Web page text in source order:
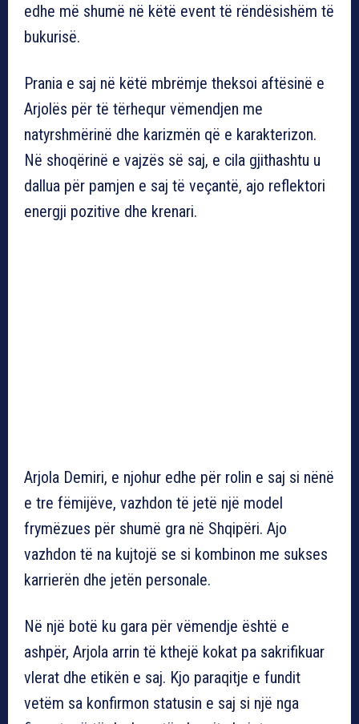
edhe më shumë në këtë event të rëndësishëm të
bukurisë.
Prania e saj në këtë mbrëmje theksoi aftësinë e
Arjolës për të tërhequr vëmendjen me
natyrshmërinë dhe karizmën që e karakterizon.
Në shoqërinë e vajzës së saj, e cila gjithashtu u
dallua për pamjen e saj të veçantë, ajo reflektori
energji pozitive dhe krenari.
Arjola Demiri, e njohur edhe për rolin e saj si nënë
e tre fëmijëve, vazhdon të jetë një model
frymëzues për shumë gra në Shqipëri. Ajo
vazhdon të na kujtojë se si kombinon me sukses
karrierën dhe jetën personale.
Në një botë ku gara për vëmendje është e
ashpër, Arjola arrin të kthejë kokat pa sakrifikuar
vlerat dhe etikën e saj. Kjo paraqitje e fundit
vetëm sa konfirmon statusin e saj si një nga